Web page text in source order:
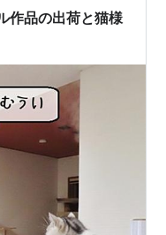
いのですが、すでに
…
作品の出荷と猫様